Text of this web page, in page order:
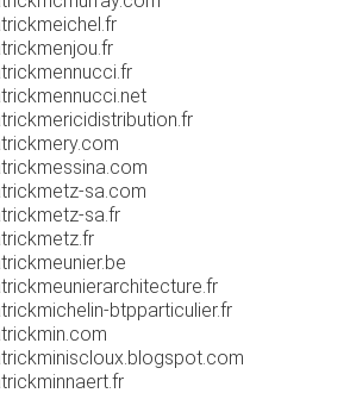
sa.com
sa.fr
btpparticulier.fr